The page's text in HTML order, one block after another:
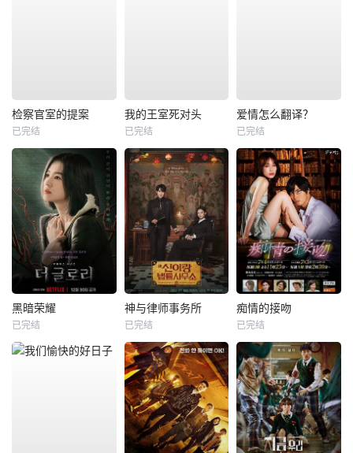
检察官室的提案
已完结
我的王室死对头
已完结
爱情怎么翻译？
已完结
黑暗荣耀
已完结
神与律师事务所
已完结
痴情的接吻
已完结